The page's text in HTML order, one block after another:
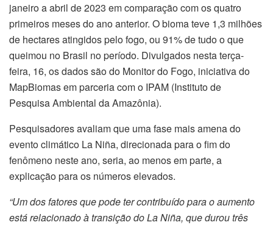
janeiro a abril de 2023 em comparação com os quatro
primeiros meses do ano anterior. O bioma teve 1,3 milhões
de hectares atingidos pelo fogo, ou 91% de tudo o que
queimou no Brasil no período. Divulgados nesta terça-
feira, 16, os dados são do Monitor do Fogo, iniciativa do
MapBiomas em parceria com o IPAM (Instituto de
Pesquisa Ambiental da Amazônia).
Pesquisadores avaliam que uma fase mais amena do
evento climático La Niña, direcionada para o fim do
fenômeno neste ano, seria, ao menos em parte, a
explicação para os números elevados.
“Um dos fatores que pode ter contribuído para o aumento
está relacionado à transição do La Niña, que durou três